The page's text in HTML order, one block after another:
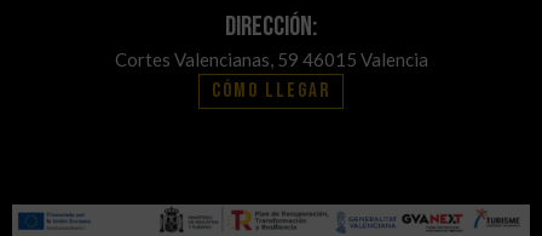
Dirección:
Cortes Valencianas, 59 46015 Valencia
Cómo llegar